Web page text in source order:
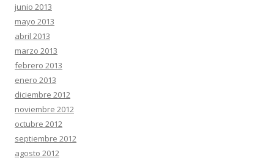
junio 2013
mayo 2013
abril 2013
marzo 2013
febrero 2013
enero 2013
diciembre 2012
noviembre 2012
octubre 2012
septiembre 2012
agosto 2012